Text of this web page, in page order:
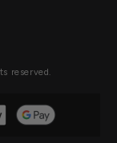
reserved.